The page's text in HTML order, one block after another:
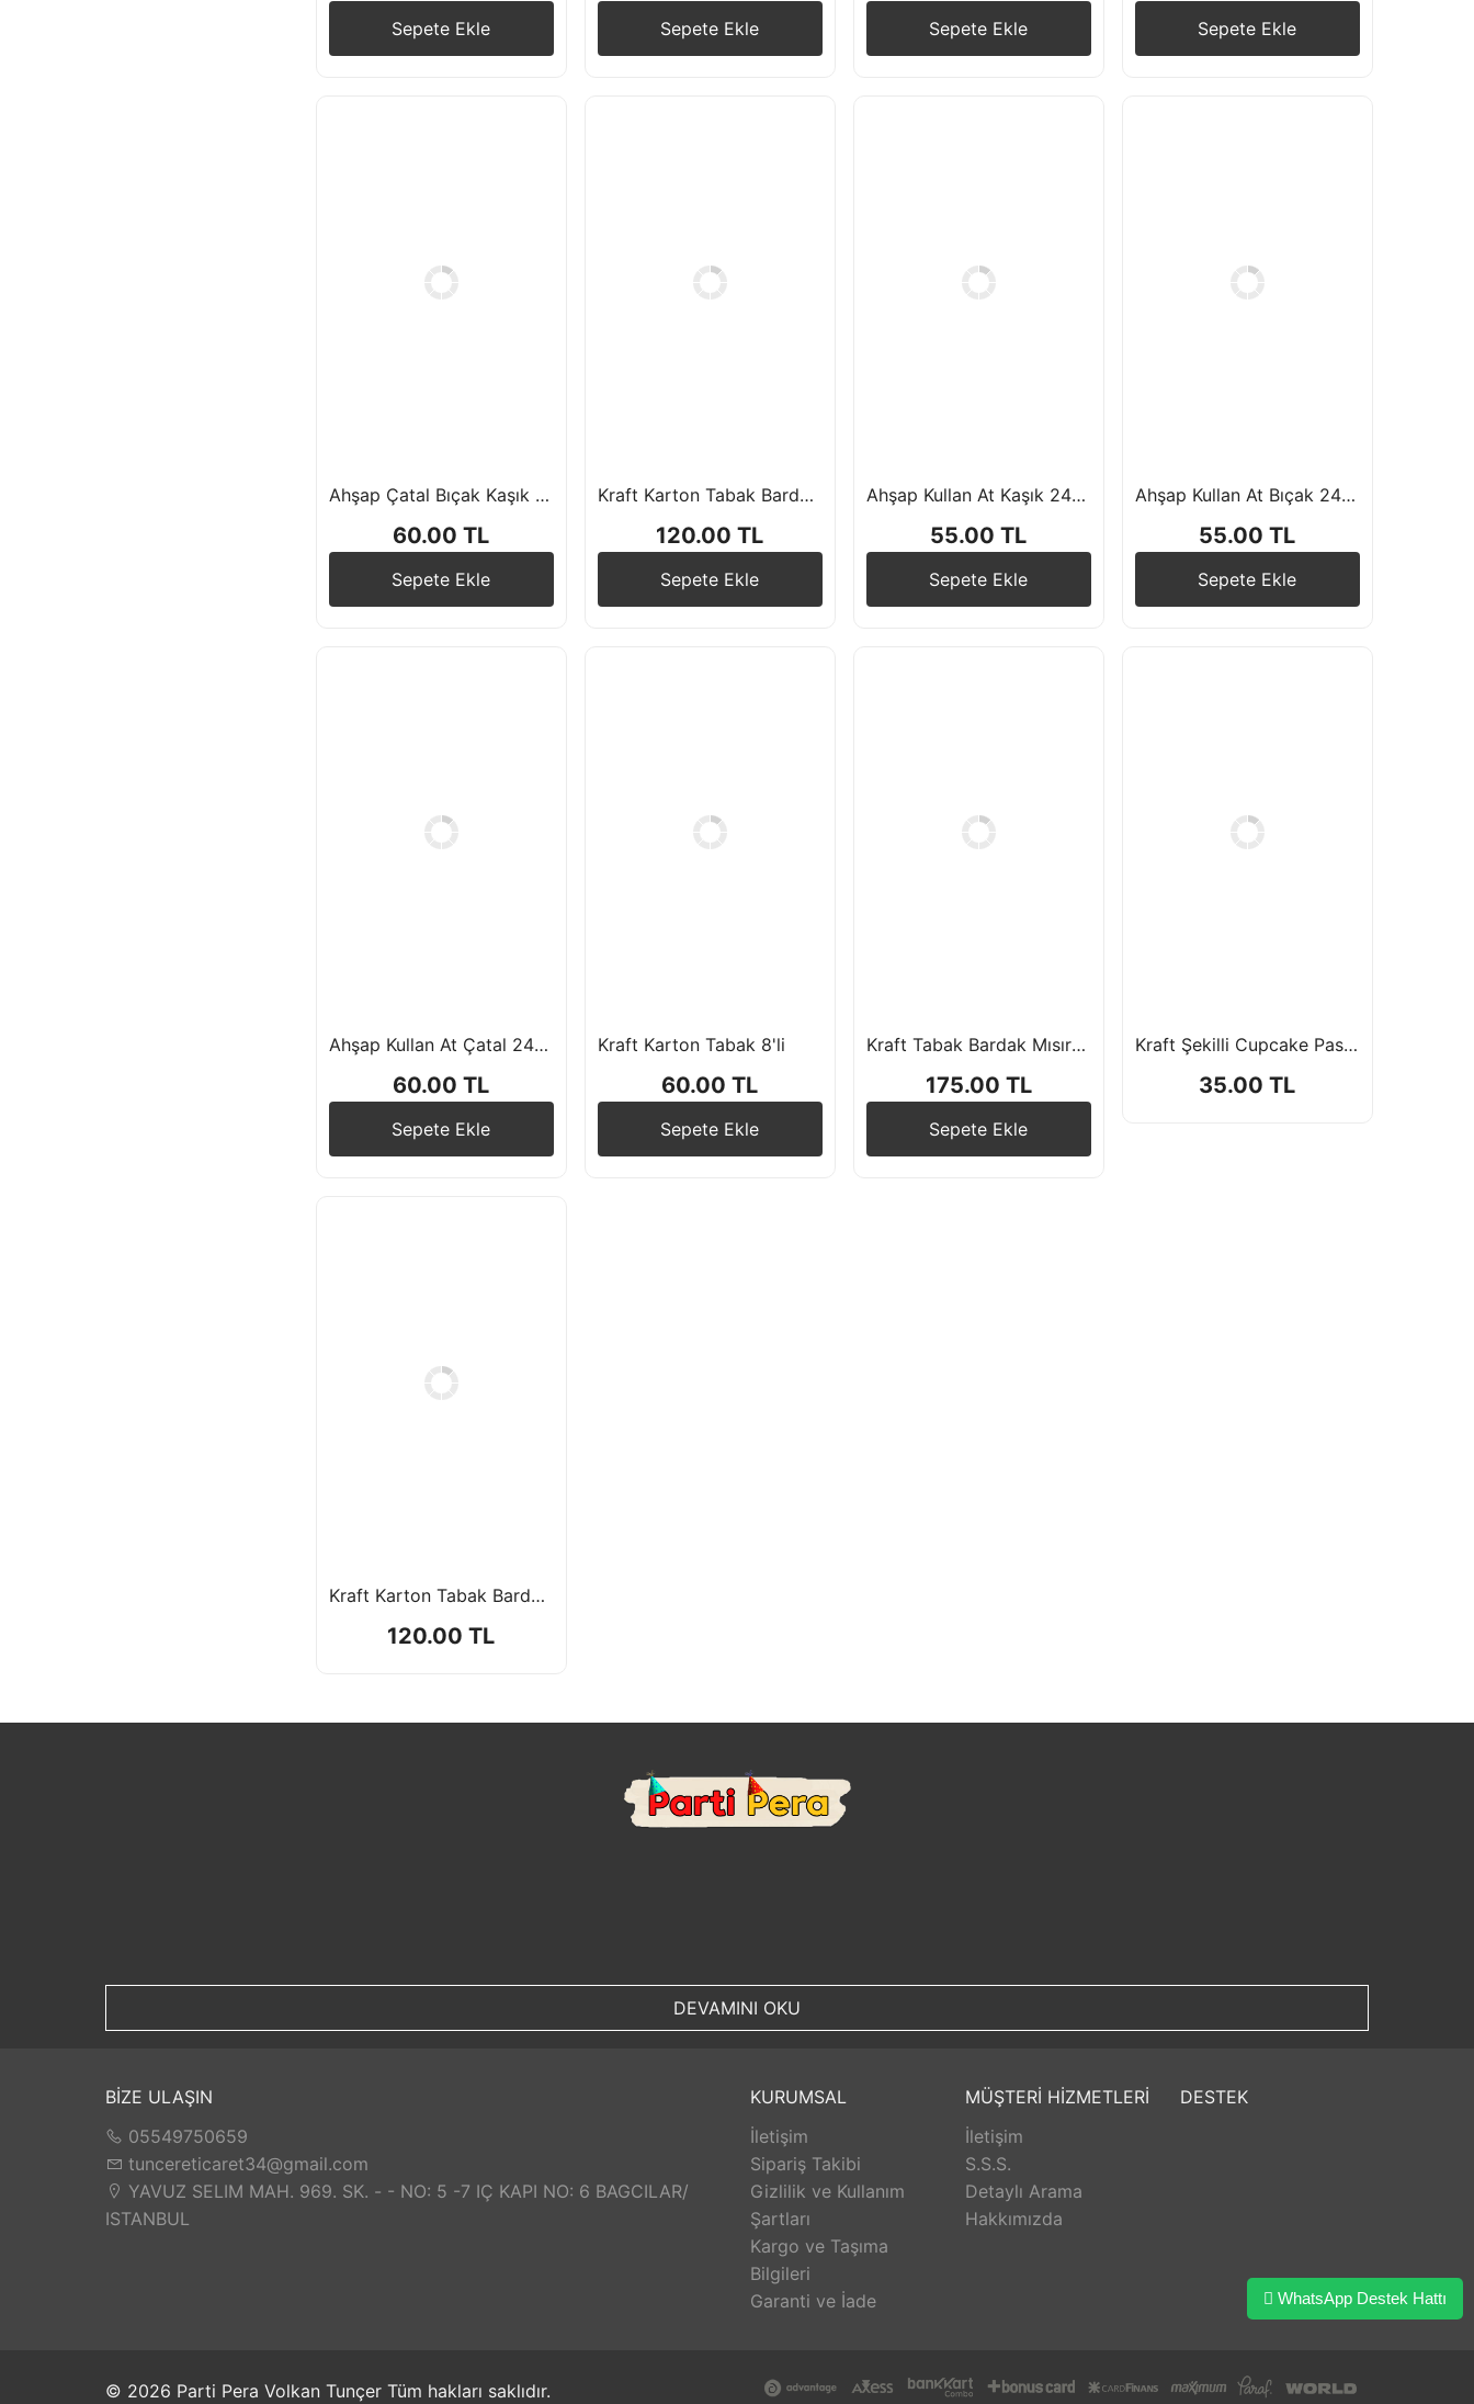
Sepete Ekle Sepete Ekle Sepete Ekle Sepete Ekle
Ahşap Çatal Bıçak Kaşık 24'lü Set
60.00 TL
Sepete Ekle
Kraft Karton Tabak Bardak 8'li
120.00 TL
Sepete Ekle
Ahşap Kullan At Kaşık 24 Adet
55.00 TL
Sepete Ekle
Ahşap Kullan At Bıçak 24 Adet
55.00 TL
Sepete Ekle
Ahşap Kullan At Çatal 24 Adet
60.00 TL
Sepete Ekle
Kraft Karton Tabak 8'li
60.00 TL
Sepete Ekle
Kraft Tabak Bardak Mısır Kutusu 8'li
175.00 TL
Sepete Ekle
Kraft Şekilli Cupcake Pasta Kürdan Süsü 15 Adet
35.00 TL
Kraft Karton Tabak Bardak 8'li
120.00 TL
DEVAMINI OKU
BİZE ULAŞIN
05549750659
tuncereticaret34@gmail.com
YAVUZ SELIM MAH. 969. SK. - - NO: 5 -7 IÇ KAPI NO: 6 BAGCILAR/
ISTANBUL
KURUMSAL
İletişim
Sipariş Takibi
Gizlilik ve Kullanım
Şartları
Kargo ve Taşıma
Bilgileri
Garanti ve İade
MÜŞTERİ HİZMETLERİ
İletişim
S.S.S.
Detaylı Arama
Hakkımızda
DESTEK
© 2026 Parti Pera Volkan Tunçer Tüm hakları saklıdır.
WhatsApp Destek Hattı